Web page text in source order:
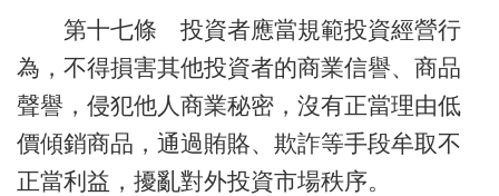
第十七條 投資者應當規範投資經營行
為，不得損害其他投資者的商業信譽、商品
聲譽，侵犯他人商業秘密，沒有正當理由低
價傾銷商品，通過賄賂、欺詐等手段牟取不
正當利益，擾亂對外投資市場秩序。